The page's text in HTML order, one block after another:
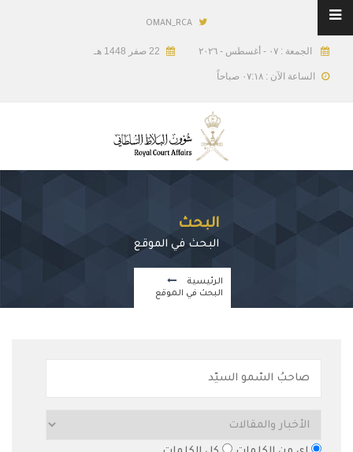
OMAN_RCA
الجمعة : ٠٧ - أغسطس - ٢٠٢٦ 22 صفر 1448 هـ
الساعة الآن : ٠٧:١٨ صباحاً
البحث
البحث في الموقع
الرئيسية
البحث في الموقع